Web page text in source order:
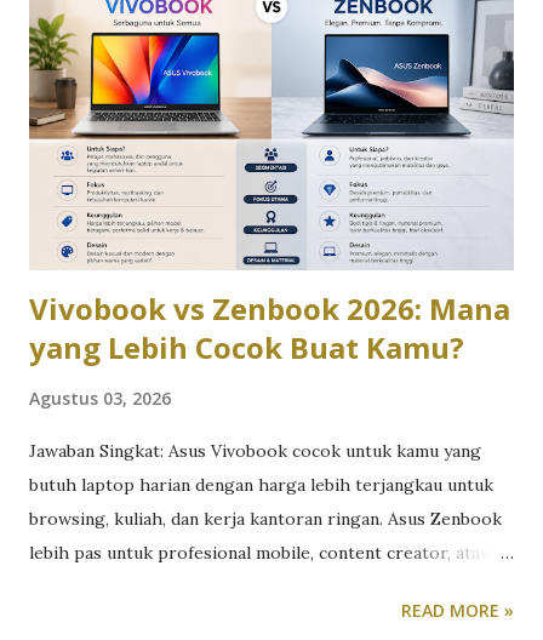
Vivobook vs Zenbook 2026: Mana
yang Lebih Cocok Buat Kamu?
Agustus 03, 2026
Jawaban Singkat: Asus Vivobook cocok untuk kamu yang
butuh laptop harian dengan harga lebih terjangkau untuk
browsing, kuliah, dan kerja kantoran ringan. Asus Zenbook
lebih pas untuk profesional mobile, content creator, atau
yang tipis dan ringan. Perdebatan Vivobook vs Zenbook
READ MORE »